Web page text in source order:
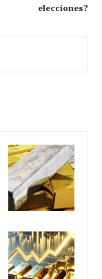
elecciones?